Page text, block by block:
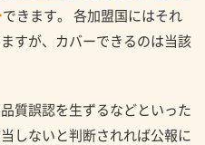
できます。 各加盟国にはそれ
すが、カバーできるのは当該
質誤認を生ずるなどといった
しないと判断されれば公報に